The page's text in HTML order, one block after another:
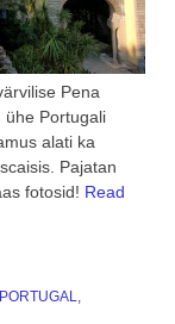
Pena
ühe Portugali
alati ka
Pajatan
fotosid! Read
PORTUGAL,